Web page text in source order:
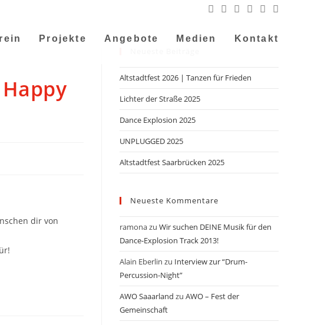
Projekte Angebote Medien Kontakt
dir von
Altstadtfest 2026 | Tanzen für Frieden
Lichter der Straße 2025
Dance Explosion 2025
UNPLUGGED 2025
Altstadtfest Saarbrücken 2025
Neueste Kommentare
ramonazu Wir suchen DEINE Musik für den
Dance-Explosion Track 2013!
Alain Eberlin zu Interview zur “Drum-
Percussion-Night”
AWO Saaarland zu AWO – Fest der
Gemeinschaft